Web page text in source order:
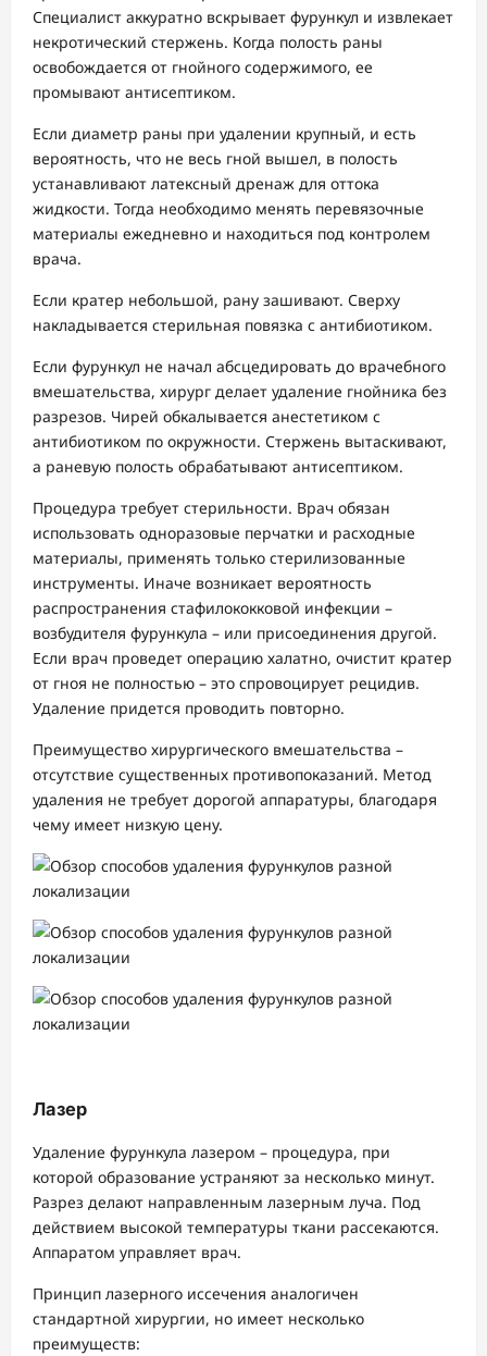
Специалист аккуратно вскрывает фурункул и извлекает
некротический стержень. Когда полость раны
освобождается от гнойного содержимого, ее
промывают антисептиком.
Если диаметр раны при удалении крупный, и есть
вероятность, что не весь гной вышел, в полость
устанавливают латексный дренаж для оттока
жидкости. Тогда необходимо менять перевязочные
материалы ежедневно и находиться под контролем
врача.
Если кратер небольшой, рану зашивают. Сверху
накладывается стерильная повязка с антибиотиком.
Если фурункул не начал абсцедировать до врачебного
вмешательства, хирург делает удаление гнойника без
разрезов. Чирей обкалывается анестетиком с
антибиотиком по окружности. Стержень вытаскивают,
а раневую полость обрабатывают антисептиком.
Процедура требует стерильности. Врач обязан
использовать одноразовые перчатки и расходные
материалы, применять только стерилизованные
инструменты. Иначе возникает вероятность
распространения стафилококковой инфекции –
возбудителя фурункула – или присоединения другой.
Если врач проведет операцию халатно, очистит кратер
от гноя не полностью – это спровоцирует рецидив.
Удаление придется проводить повторно.
Преимущество хирургического вмешательства –
отсутствие существенных противопоказаний. Метод
удаления не требует дорогой аппаратуры, благодаря
чему имеет низкую цену.
Лазер
Удаление фурункула лазером – процедура, при
которой образование устраняют за несколько минут.
Разрез делают направленным лазерным луча. Под
действием высокой температуры ткани рассекаются.
Аппаратом управляет врач.
Принцип лазерного иссечения аналогичен
стандартной хирургии, но имеет несколько
преимуществ: